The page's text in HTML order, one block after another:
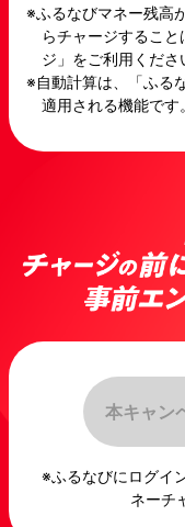
ふるなびマネー残高
らチャージするこ
ジ」をご利用くださ
自動計算は、「ふる
適用される機能です。
本キャン
ふるなびにログイ
ネーチ